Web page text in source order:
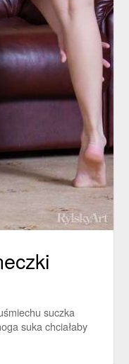
suczka
suka chciałaby